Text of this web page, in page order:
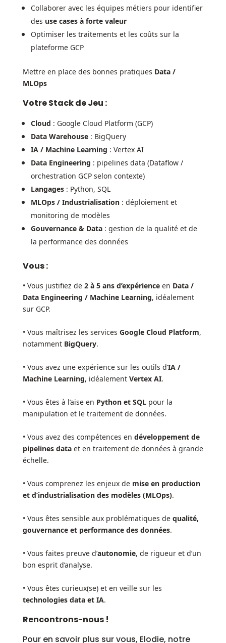
Collaborer avec les équipes métiers pour identifier
des use cases à forte valeur
Optimiser les traitements et les coûts sur la
plateforme GCP
Mettre en place des bonnes pratiques Data /
MLOps
Votre Stack de Jeu :
Cloud : Google Cloud Platform (GCP)
Data Warehouse: BigQuery
IA / Machine Learning : Vertex AI
Data Engineering : pipelines data (Dataflow /
orchestration GCP selon contexte)
Langages: Python, SQL
MLOps / Industrialisation: déploiement et
monitoring de modèles
Gouvernance & Data: gestion de la qualité et de
la performance des données
Vous :
• Vous justifiez de 2 à 5 ans d’expérienceen Data /
Data Engineering / Machine Learning, idéalement
sur GCP.
• Vous maîtrisez les services Google Cloud Platform,
notamment BigQuery.
• Vous avez une expérience sur les outils d’IA /
Machine Learning, idéalement Vertex AI.
• Vous êtes à l’aise en Python et SQLpour la
manipulation et le traitement de données.
• Vous avez des compétences en développement de
pipelines dataet en traitement de données à grande
échelle.
• Vous comprenez les enjeux de mise en production
et d’industrialisation des modèles (MLOps).
• Vous êtes sensible aux problématiques de qualité,
gouvernance et performance des données.
• Vous faites preuve d’autonomie, de rigueur et d’un
bon esprit d’analyse.
• Vous êtes curieux(se) et en veille sur les
technologies data et IA.
Rencontrons-nous !
Pour en savoir plus sur vous, Elodie, notre